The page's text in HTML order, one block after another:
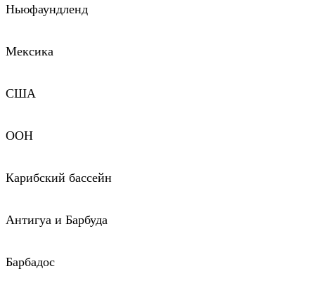
Ньюфаундленд
Мексика
США
ООН
Карибский бассейн
Антигуа и Барбуда
Барбадос